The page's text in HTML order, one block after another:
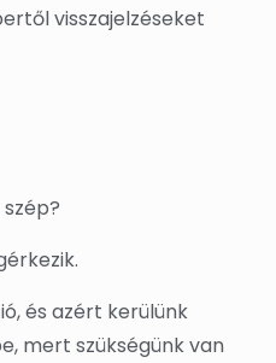
visszajelzéseket
és azért kerülünk
mert szükségünk van